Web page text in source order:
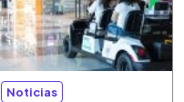
Noticias